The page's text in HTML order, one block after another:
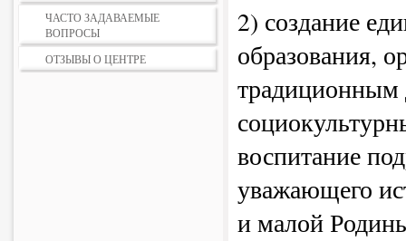
ЧАСТО ЗАДАВАЕМЫЕ
ВОПРОСЫ
ОТЗЫВЫ О ЦЕНТРЕ
2) создание
образования,
традиционным
воспитание
уважающего
и малой